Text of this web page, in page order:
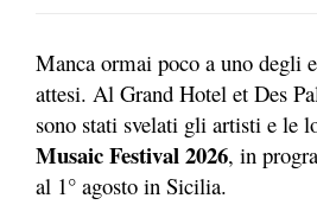
Manca ormai poco a uno degli
attesi. Al Grand Hotel et Des
sono stati svelati gli artisti e le
Musaic Festival 2026, in
al 1° agosto in Sicilia.